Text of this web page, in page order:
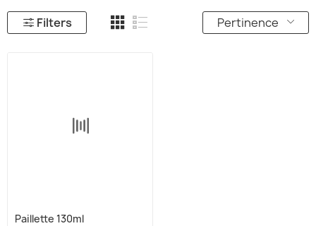
Filters Pertinence
Paillette 130ml